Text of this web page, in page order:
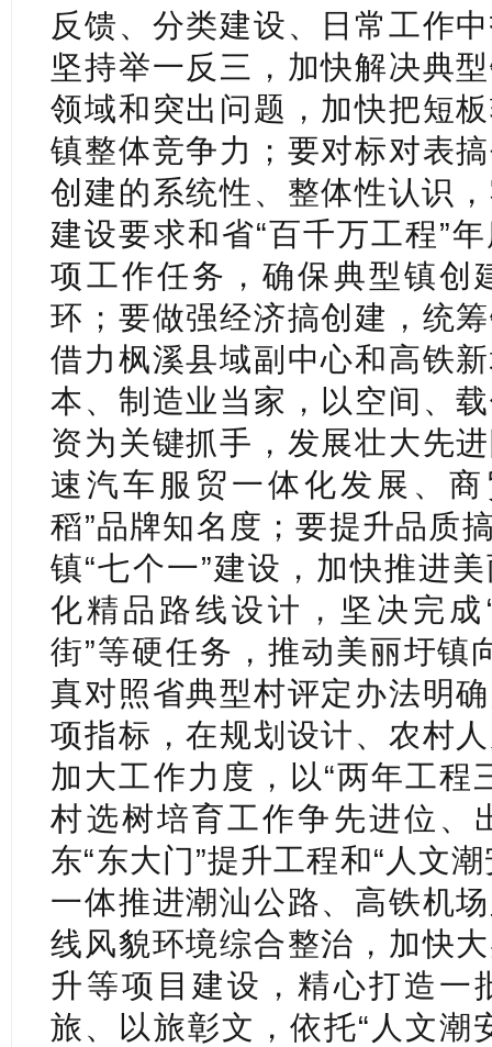
反馈、分类建设、日常工作
坚持举一反三，加快解决典
领域和突出问题，加快把短
镇整体竞争力；要对标对表
创建的系统性、整体性认识
建设要求和省“百千万工程”
项工作任务，确保典型镇创
环；要做强经济搞创建，统
借力枫溪县域副中心和高铁
本、制造业当家，以空间、
资为关键抓手，发展壮大先
速汽车服贸一体化发展、
稻”品牌知名度；要提升品质
镇“七个一”建设，加快推进
化精品路线设计，坚决完
街”等硬任务，推动美丽圩镇
真对照省典型村评定办法明
项指标，在规划设计、农村
加大工作力度，以“两年工程
村选树培育工作争先进位、
东“东大门”提升工程和“人文
一体推进潮汕公路、高铁机
线风貌环境综合整治，加快
升等项目建设，精心打造一
旅、以旅彰文，依托“人文潮